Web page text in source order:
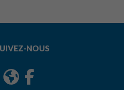
NOUS